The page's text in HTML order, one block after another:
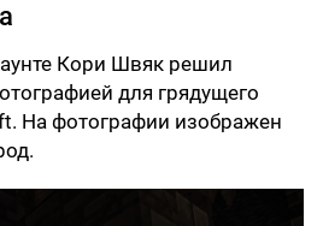
Кори Швяк решил
для грядущего
На фотографии изображен